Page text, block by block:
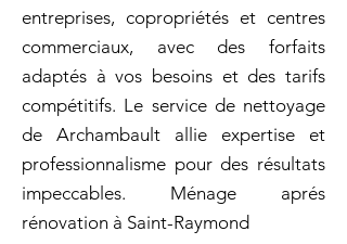
entreprises, copropriétés et centres
commerciaux, avec des forfaits
adaptés à vos besoins et des tarifs
compétitifs. Le service de nettoyage
de Archambault allie expertise et
professionnalisme pour des résultats
impeccables. Ménage aprés
rénovation à Saint-Raymond